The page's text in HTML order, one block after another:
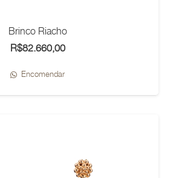
Brinco Riacho
R$82.660,00
Encomendar